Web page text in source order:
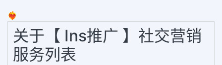
❤️‍🔥
关于【 Ins推广 】社交营销
服务列表